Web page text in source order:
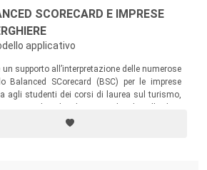
SCORECARD E IMPRESE
applicativo
un supporto all’interpretazione delle numerose
Balanced SCorecard (BSC) per le imprese
agli studenti dei corsi di laurea sul turismo,